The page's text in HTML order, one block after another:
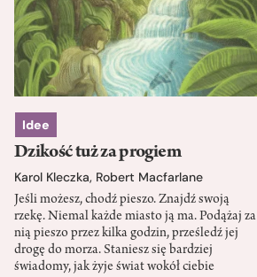
Idee
Dzikość tuż za progiem
Karol Kleczka, Robert Macfarlane
Jeśli możesz, chodź pieszo. Znajdź swoją
rzekę. Niemal każde miasto ją ma. Podążaj za
nią pieszo przez kilka godzin, prześledź jej
drogę do morza. Staniesz się bardziej
świadomy, jak żyje świat wokół ciebie